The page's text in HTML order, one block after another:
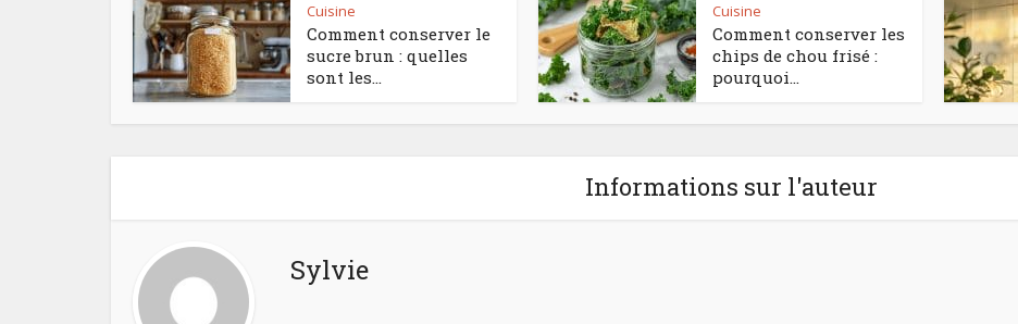
Cuisine
Comment conserver le
sucre brun : quelles
sont les...
Cuisine
Comment conserver les
chips de chou frisé :
pourquoi...
Informations sur l'auteur
Sylvie